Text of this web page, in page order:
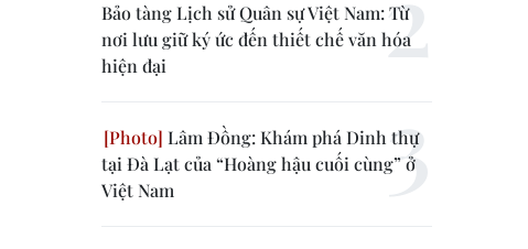
Bảo tàng Lịch sử Quân sự Việt Nam: Từ
nơi lưu giữ ký ức đến thiết chế văn hóa
hiện đại
Lâm Đồng: Khám phá Dinh thự
tại Đà Lạt của “Hoàng hậu cuối cùng” ở
Việt Nam